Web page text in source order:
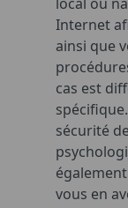
Internet
ainsi que
cas est
sécurité
vous en